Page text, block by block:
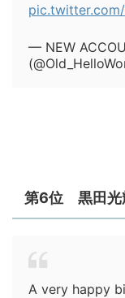
— NEW
第6位 黒田光
A very happy